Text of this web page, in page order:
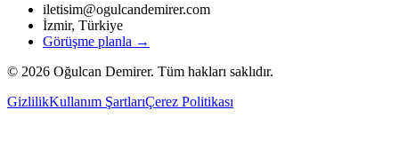
iletisim@ogulcandemirer.com
İzmir, Türkiye
Görüşme planla →
© 2026 Oğulcan Demirer. Tüm hakları saklıdır.
GizlilikKullanım ŞartlarıÇerez Politikası